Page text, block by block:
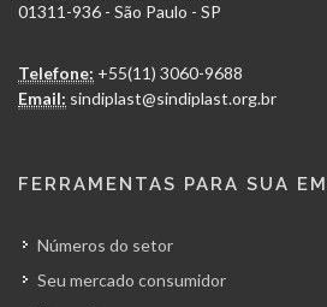
01311-936 - São Paulo - SP
Telefone: +55(11) 3060-9688
Email: sindiplast@sindiplast.org.br
FERRAMENTAS PARA SUA
Números do setor
Seu mercado consumidor